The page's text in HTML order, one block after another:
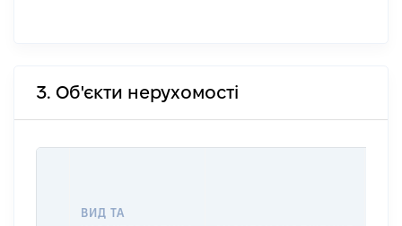
3. Об'єкти нерухомості
ВИД ТА